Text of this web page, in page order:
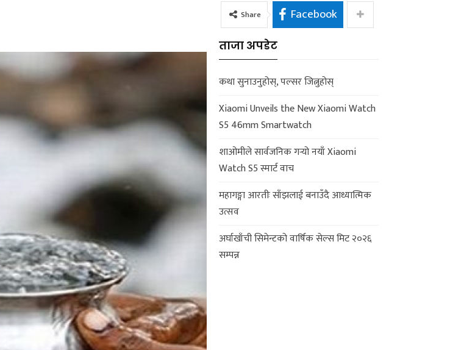
Share Facebook
ताजा अपडेट
कथा सुनाउनुहोस्, पल्सर जित्नुहोस्
Xiaomi Unveils the New Xiaomi Watch
S5 46mm Smartwatch
शाओमीले सार्वजनिक गर्‍यो नयाँ Xiaomi
Watch S5 स्मार्ट वाच
महागङ्गा आरतीः साँझलाई बनाउँदै आध्यात्मिक
उत्सव
अर्घाखाँची सिमेन्टको वार्षिक सेल्स मिट २०२६
सम्पन्न